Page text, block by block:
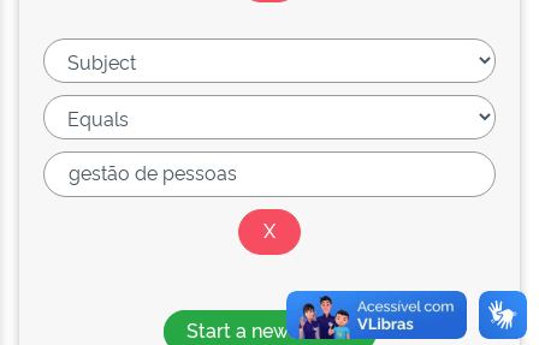
Start a new search